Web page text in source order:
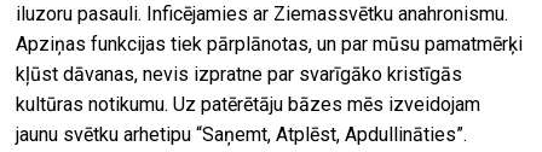
iluzoru pasauli. Inficējamies ar Ziemassvētku anahronismu.
Apziņas funkcijas tiek pārplānotas, un par mūsu pamatmērķi
kļūst dāvanas, nevis izpratne par svarīgāko kristīgās
kultūras notikumu. Uz patērētāju bāzes mēs izveidojam
jaunu svētku arhetipu “Saņemt, Atplēst, Apdullināties”.